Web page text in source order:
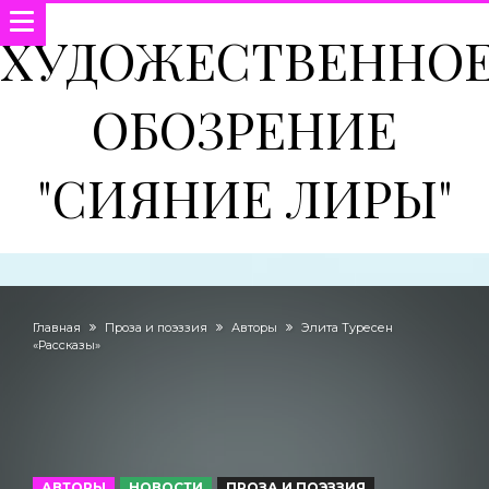
ОБОЗРЕНИЕ
"СИЯНИЕ ЛИРЫ"
Главная Проза и поэззия Авторы
Элита Туресен
«Рассказы»